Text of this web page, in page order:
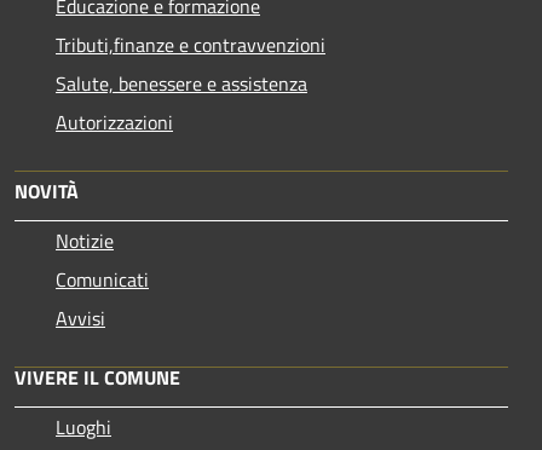
Educazione e formazione
Tributi,finanze e contravvenzioni
Salute, benessere e assistenza
Autorizzazioni
NOVITÀ
Notizie
Comunicati
Avvisi
VIVERE IL COMUNE
Luoghi